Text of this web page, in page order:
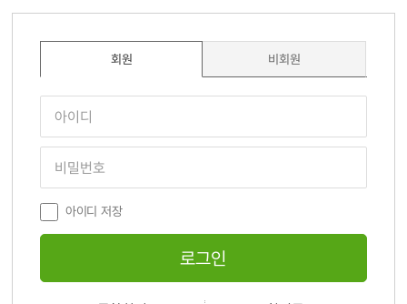
회원 비회원
아이디 저장
로그인